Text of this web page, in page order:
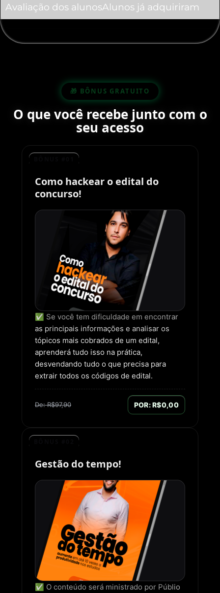
Avaliação dos alunosAlunos já adquiriram
🎁 BÔNUS GRATUITO
O que você recebe junto com o
seu acesso
Como hackear o edital do
concurso!
✅ Se você tem dificuldade em encontrar
as principais informações e analisar os
tópicos mais cobrados de um edital,
aprenderá tudo isso na prática,
desvendando tudo o que precisa para
extrair todos os códigos de edital.
De: R$97,90 POR: R$0,00
Gestão do tempo!
✅ O conteúdo será ministrado por Públio